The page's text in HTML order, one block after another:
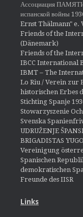
Ассоциация ПАМЯТИ
испанской войны
Ernst Thälmann" e.
Friends of the
(Dänemark)
Friends of the
IBCC International
IBMT – The
Lo Riu / Verein zur
historischen Erbes
Stichting Spanje
Stowarzyszenie
Svenska
UDRUŽENJE
BRIGADISTAS
Vereinigung
Spanischen
demokratischen
Freunde des IISR
Links